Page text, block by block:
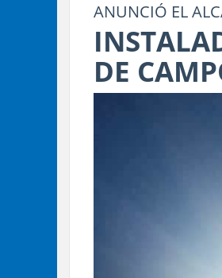
ANUNCIÓ EL
DE